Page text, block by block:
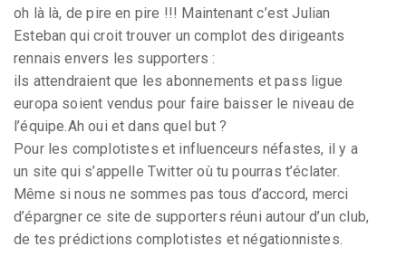
oh là là, de pire en pire !!! Maintenant c’est Julian
Esteban qui croit trouver un complot des dirigeants
rennais envers les supporters :
ils attendraient que les abonnements et pass ligue
europa soient vendus pour faire baisser le niveau de
l’équipe.Ah oui et dans quel but ?
Pour les complotistes et influenceurs néfastes, il y a
un site qui s’appelle Twitter où tu pourras t’éclater.
Même si nous ne sommes pas tous d’accord, merci
d’épargner ce site de supporters réuni autour d’un club,
de tes prédictions complotistes et négationnistes.